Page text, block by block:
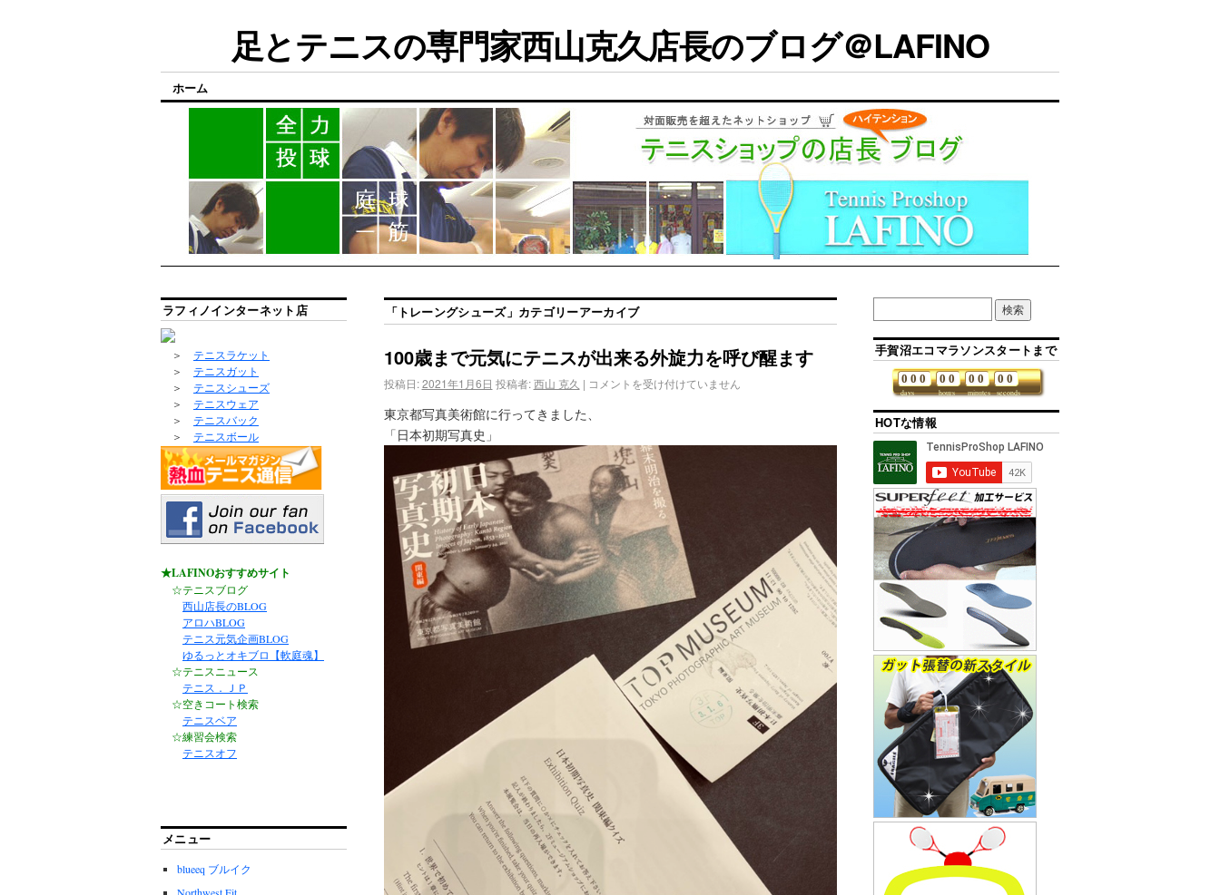
足とテニスの専門家西山克久店長のブログ＠LAFINO
ホーム
「トレーングシューズ」カテゴリーアーカイブ
100歳まで元気にテニスが出来る外旋力を呼び醒ます
投稿日: 2021年1月6日 投稿者: 西山 克久 | コメントを受け付けていません
東京都写真美術館に行ってきました、
「日本初期写真史」
ラフィノインターネット店
＞ テニスラケット
＞ テニスガット
＞ テニスシューズ
＞ テニスウェア
＞ テニスバック
＞ テニスボール
★LAFINOおすすめサイト
☆テニスブログ
西山店長のBLOG
アロハBLOG
テニス元気企画BLOG
ゆるっとオキブロ【軟庭魂】
☆テニスニュース
テニス．ＪＰ
☆空きコート検索
テニスベア
☆練習会検索
テニスオフ
メニュー
blueeq ブルイク
Northwest Fit
手賀沼エコマラソンスタートまで
days
0 0 0
hours
0 0
minutes
0 0
seconds
0 0
HOTな情報